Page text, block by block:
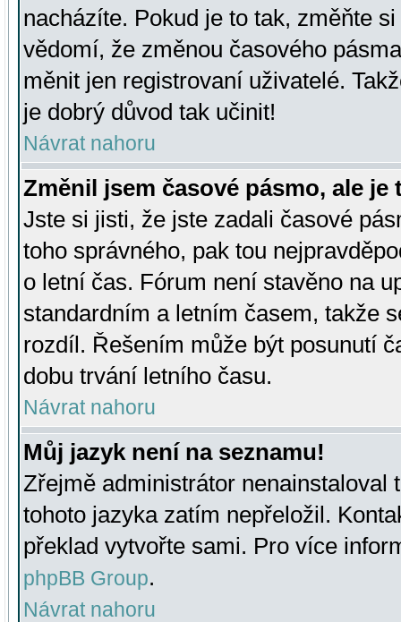
nacházíte. Pokud je to tak, změňte
vědomí, že změnou časového
měnit jen registrovaní uživatelé.
je dobrý důvod tak učinit!
Návrat nahoru
Změnil jsem časové pásmo, ale je
Jste si jisti, že jste zadali časové
toho správného, pak tou
o letní čas. Fórum není stavěno na
standardním a letním časem, takže
rozdíl. Řešením může být posunutí
dobu trvání letního času.
Návrat nahoru
Můj jazyk není na seznamu!
Zřejmě administrátor nenainstaloval
tohoto jazyka zatím nepřeložil.
překlad vytvořte sami. Pro více
phpBB Group.
Návrat nahoru